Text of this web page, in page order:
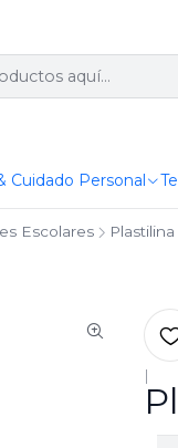
Cuidado Personal
Escolares Plastilina
|